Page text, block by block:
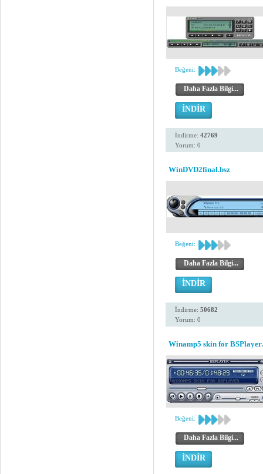
Beğeni:
Daha Fazla Bilgi...
İNDİR
İndirme: 42769
Yorum: 0
WinDVD2final.bsz
Beğeni:
Daha Fazla Bilgi...
İNDİR
İndirme: 50682
Yorum: 0
Winamp5 skin for
Beğeni:
Daha Fazla Bilgi...
İNDİR